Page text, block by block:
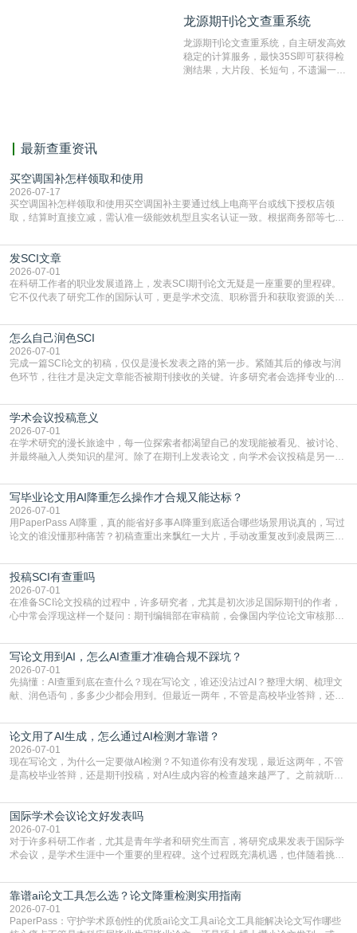
编辑部检测来稿和已发表的文献,检测
测时注意填写第一作者,才能排除已发
表文献复制比。（限制字符数1万）
龙源期刊论文查重系统
龙源期刊论文查重系统，自主研发高效
稳定的计算服务，最快35S即可获得检
测结果，大片段、长短句，不遗漏一处
最新查重资讯
买空调国补怎样领取和使用
2026-07-17
买空调国补怎样领取和使用买空调国补主要通过线上电商平台或线下授权店领
取，结算时直接立减‌，需认准一级能效机型且实名认证一致。根据商务部等七部
能领到补贴首选‌京东APP‌搜索专属口令(如【家电补贴1637】、【国补立省
4949】等，口令会随活动更新，以页面显示为准)进入补贴专场。淘宝/天猫也可
复制粘贴【8$FKFGgJq
发SCI文章
2026-07-01
在科研工作者的职业发展道路上，发表SCI期刊论文无疑是一座重要的里程碑。
它不仅代表了研究工作的国际认可，更是学术交流、职称晋升和获取资源的关键
战与困惑。从选题立意到投稿回应，每一步都需要精心的策略与扎实的工作。本
篇AEIC学术交流中心小编就为大家介绍“发SCI文章”。一、精准定位是成功的第
一步发表SCI文章，首要解决的问题是“投
怎么自己润色SCI
2026-07-01
完成一篇SCI论文的初稿，仅仅是漫长发表之路的第一步。紧随其后的修改与润
色环节，往往才是决定文章能否被期刊接收的关键。许多研究者会选择专业的语
质量，更能在此过程中深化对学术写作的理解。如何系统、高效地打磨自己的论
文，使其在语言和学术表达上更符合国际期刊的要求，是每位研究者值得投入学
习的技能。本篇AEIC学术交流中心小编就为大家介
学术会议投稿意义
2026-07-01
在学术研究的漫长旅途中，每一位探索者都渴望自己的发现能被看见、被讨论、
并最终融入人类知识的星河。除了在期刊上发表论文，向学术会议投稿是另一个
广阔学术天地的大门，连接着个体研究与社会网络。本篇AEIC学术交流中心小编
就为大家介绍“学术会议投稿意义”。一、加速研究成果的传播与反馈学术会议通
常具有周期短、时效性强的特点。相比期刊漫长的
写毕业论文用AI降重怎么操作才合规又能达标？
2026-07-01
用PaperPass AI降重，真的能省好多事AI降重到底适合哪些场景用说真的，写过
论文的谁没懂那种痛苦？初稿查重出来飘红一大片，手动改重复改到凌晨两三
到秃头。这时候靠谱的AI降重真的就是救命稻草，选对工具，半天就能搞定你两
三天都做不完的事。不是所有人都需要用AI降重，但如果你符合下面这些场景，
真的可以试试：初稿写完重复率远超要
投稿SCI有查重吗
2026-07-01
在准备SCI论文投稿的过程中，许多研究者，尤其是初次涉足国际期刊的作者，
心中常会浮现这样一个疑问：期刊编辑部在审稿前，会像国内学位论文审核那
论文的初审通过率。实际上，SCI期刊对重复内容的审查是严谨投稿流程中不可
或缺的一环。本篇AEIC学术交流中心小编就为大家介绍“投稿SCI有查重吗”。
一、查重是标准流程答案是明确的：绝大多数S
写论文用到AI，怎么AI查重才准确合规不踩坑？
2026-07-01
先搞懂：AI查重到底在查什么？现在写论文，谁还没沾过AI？整理大纲、梳理文
献、润色语句，多多少少都会用到。但最近一两年，不管是高校毕业答辩，还是
须加做AI查重。很多人分不清，AI查重和普通查重到底有啥区别？这里说透：普
通查重查的是你的文字和已公开文献的重复比例，防的是抄袭；AI查重查的是你
的内容里，有多少是AI生成的，防的是过
论文用了AI生成，怎么通过AI检测才靠谱？
2026-07-01
现在写论文，为什么一定要做AI检测？不知道你有没有发现，最近这两年，不管
是高校毕业答辩，还是期刊投稿，对AI生成内容的检查越来越严了。之前就听身
要求修改，还差点被判定学术不规范，真的太冤了。现在国内多数高校和核心期
刊，都已经明确出台了相关规定：如果使用AI生成内容辅助写作，必须明确标
注，未标注的AI生成内容会被认定为不符合学
国际学术会议论文好发表吗
2026-07-01
对于许多科研工作者，尤其是青年学者和研究生而言，将研究成果发表于国际学
术会议，是学术生涯中一个重要的里程碑。这个过程既充满机遇，也伴随着挑
疑问：国际学术会议论文到底好不好发表？其价值和难度究竟如何衡量。本篇
AEIC学术交流中心小编就为大家介绍“国际学术会议论文好发表吗”。一、会议论
文发表的相对优势与期刊论文相比，国际会议论文的发
靠谱ai论文工具怎么选？论文降重检测实用指南
2026-07-01
PaperPass：守护学术原创性的优质ai论文工具ai论文工具能解决论文写作哪些